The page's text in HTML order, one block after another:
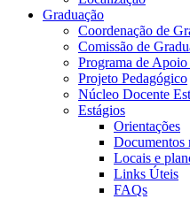
Graduação
Coordenação de
Comissão de
Programa de
Projeto Pedagógico
Núcleo Docente
Estágios
Orientações
Documentos
Locais e
Links Úteis
FAQs